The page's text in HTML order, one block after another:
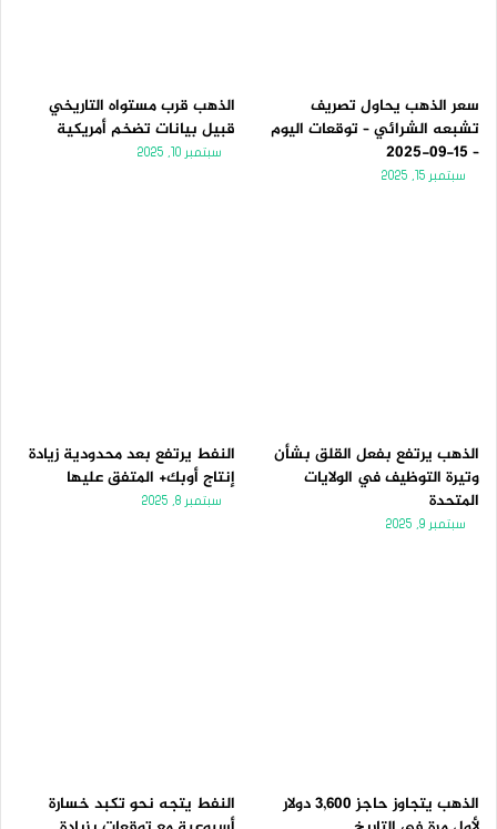
سعر الذهب يحاول تصريف
تشبعه الشرائي – توقعات اليوم
– 15-09-2025
سبتمبر 15, 2025
الذهب قرب مستواه التاريخي
قبيل بيانات تضخم أمريكية
سبتمبر 10, 2025
الذهب يرتفع بفعل القلق بشأن
وتيرة التوظيف في الولايات
المتحدة
سبتمبر 9, 2025
النفط يرتفع بعد محدودية زيادة
إنتاج أوبك+ المتفق عليها
سبتمبر 8, 2025
الذهب يتجاوز حاجز 3,600 دولار
النفط يتجه نحو تكبد خسارة